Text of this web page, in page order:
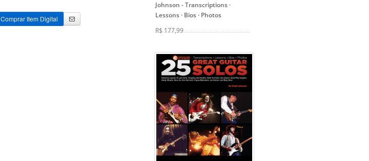
Comprar Item Digital
Johnson - Transcriptions ·
Lessons · Bios · Photos
R$ 177,99